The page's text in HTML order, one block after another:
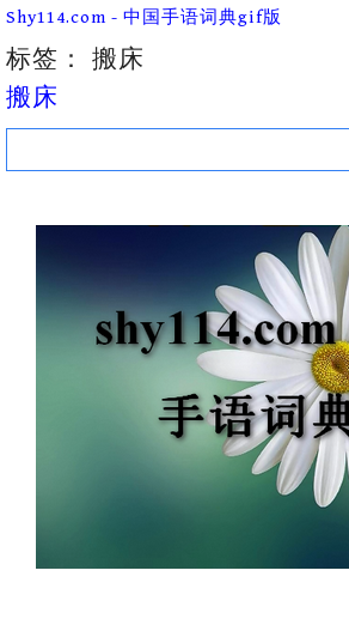
Skip
content
Shy114.com - 中国手语词典gif版
标签： 搬床
搬床
Search